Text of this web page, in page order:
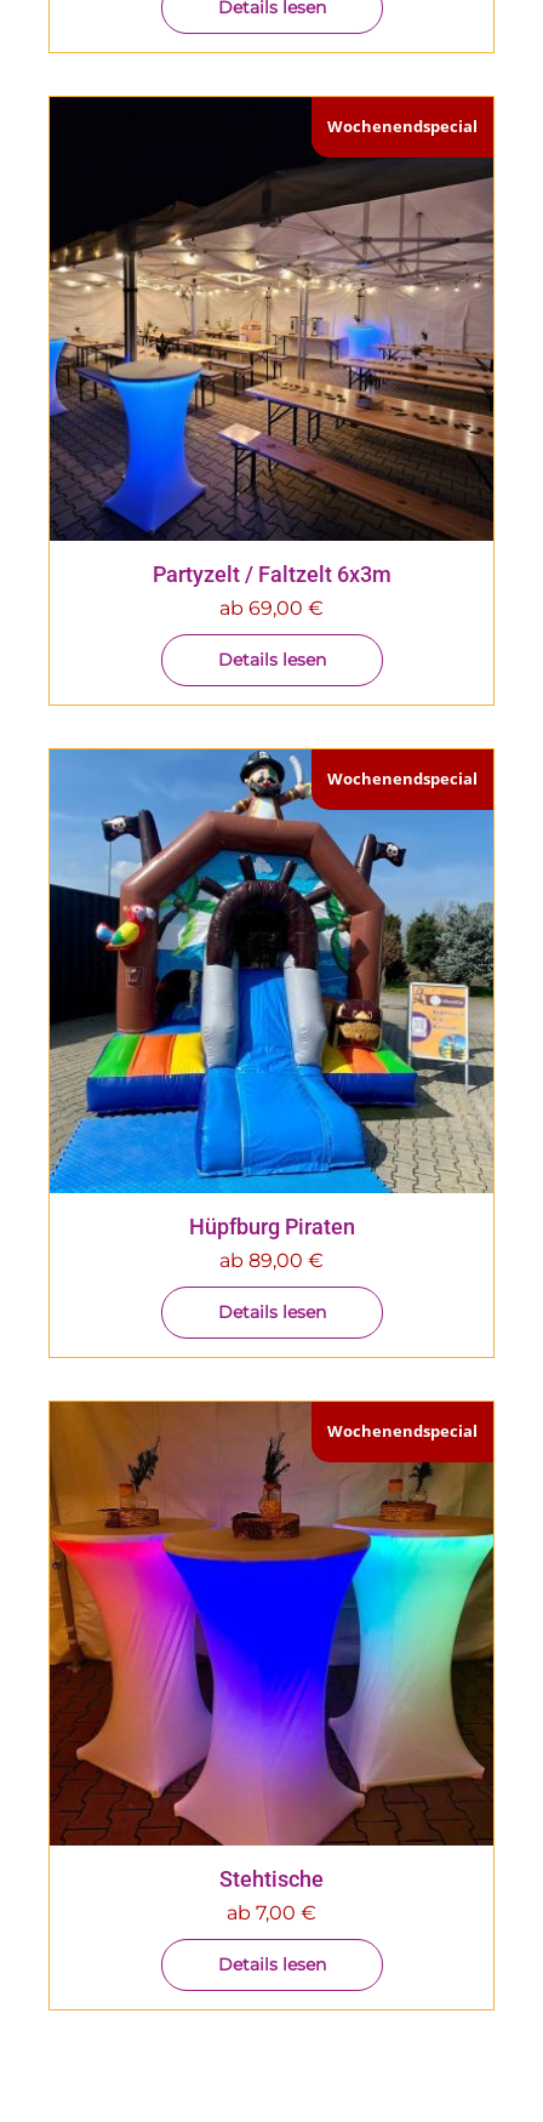
Details lesen
Wochenendspecial
Partyzelt / Faltzelt 6x3m
ab 69,00 €
Details lesen
Wochenendspecial
Hüpfburg Piraten
ab 89,00 €
Details lesen
Wochenendspecial
Stehtische
ab 7,00 €
Details lesen